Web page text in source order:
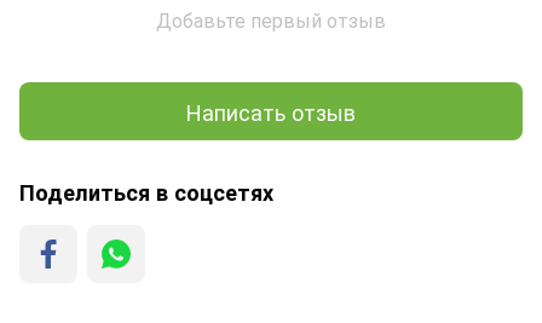
Добавьте первый отзыв
Написать отзыв
Поделиться в соцсетях